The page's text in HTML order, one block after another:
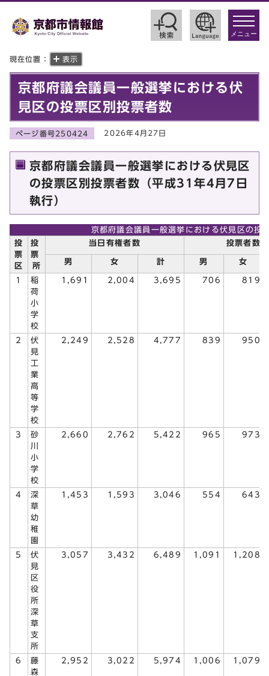
toggle
メニュー
現在位置： 表示
京都府議会議員一般選挙における伏
見区の投票区別投票者数
ページ番号250424 2026年4月27日
京都府議会議員一般選挙における伏見区
の投票区別投票者数（平成31年4月7日
執行）
京都府議会議員一般選挙における伏見区の投
投
票
区
投
票
所
当日有権者数 投票者数
男 女 計 男 女
1
稲
荷
小
学
校
1,691 2,004 3,695 706 819
2
伏
見
工
業
高
等
学
校
2,249 2,528 4,777 839 950
3
砂
川
小
学
校
2,660 2,762 5,422 965 973
4
深
草
幼
稚
園
1,453 1,593 3,046 554 643
5
伏
見
区
役
所
深
草
支
所
3,057 3,432 6,489 1,091 1,208
6
藤
森
2,952 3,022 5,974 1,006 1,079